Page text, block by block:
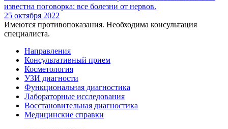
известна поговорка: все болезни от нервов.
25 октября 2022
Имеются противопоказания. Необходима консультация
специалиста.
Направления
Консультативный прием
Косметология
УЗИ диагности
Функциональная диагностика
Лабораторные исследования
Восстановительная диагностика
Медицинские справки